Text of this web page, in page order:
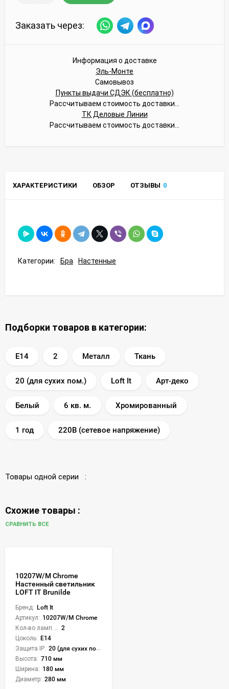
Заказать через:
Информация о доставке
Эль-Монте
Самовывоз
Пункты выдачи СДЭК (бесплатно)
Рассчитываем стоимость доставки...
ТК Деловые Линии
Рассчитываем стоимость доставки...
ХАРАКТЕРИСТИКИ ОБЗОР ОТЗЫВЫ 0
Категории: Бра Настенные
Подборки товаров в категории:
E14 2 Металл Ткань
20 (для сухих пом.) Loft It Арт-деко
Белый 6 кв. м. Хромированный
1 год 220В (сетевое напряжение)
Товары одной серии :
Схожие товары :
СРАВНИТЬ ВСЕ
10207W/M Chrome
Настенный светильник
LOFT IT Brunilde
Бренд: Loft It
Артикул: 10207W/M Chrome
2
Цоколь: E14
Защита IP: 20 (для сухих пом.)
Высота: 710 мм
Ширина: 180 мм
Диаметр: 280 мм